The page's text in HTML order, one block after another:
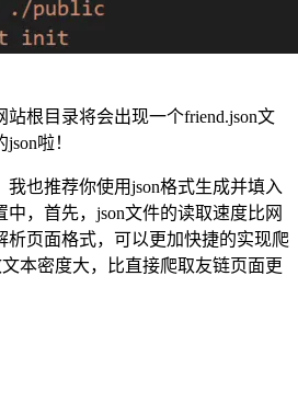
根目录将会出现一个friend.json文
啦！
也推荐你使用json格式生成并填入
，首先，json文件的读取速度比网
析页面格式，可以更加快捷的实现爬
本密度大，比直接爬取友链页面更